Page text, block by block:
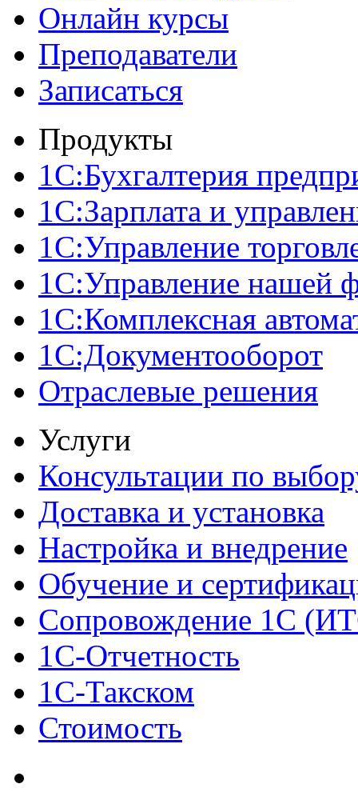
Онлайн курсы
Преподаватели
Записаться
Продукты
1С:Бухгалтерия
1С:Зарплата и
1С:Управление
1С:Управление нашей
1С:Комплексная
1С:Документооборот
Отраслевые решения
Услуги
Консультации по
Доставка и установка
Настройка и внедрение
Обучение и
Сопровождение 1С
1С-Отчетность
1С-Такском
Стоимость